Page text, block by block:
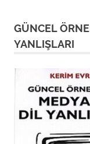
GÜNCEL
YANLIŞLARI